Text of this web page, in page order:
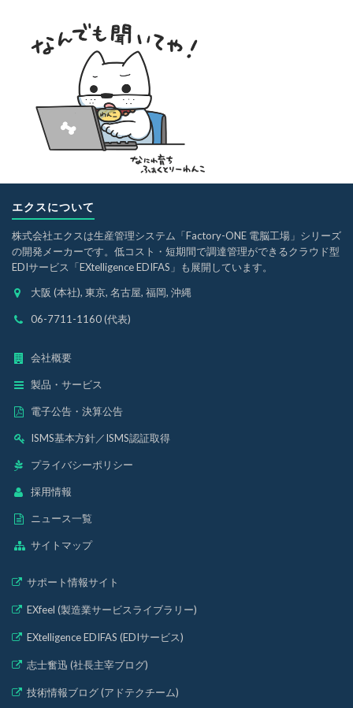
エクスについて
株式会社エクスは生産管理システム「Factory-ONE 電脳工場」シリーズ
の開発メーカーです。低コスト・短期間で調達管理ができるクラウド型
EDIサービス「EXtelligence EDIFAS」も展開しています。
大阪 (本社), 東京, 名古屋, 福岡, 沖縄
06-7711-1160 (代表)
会社概要
製品・サービス
電子公告・決算公告
ISMS基本方針／ISMS認証取得
プライバシーポリシー
採用情報
ニュース一覧
サイトマップ
サポート情報サイト
EXfeel (製造業サービスライブラリー)
EXtelligence EDIFAS (EDIサービス)
志士奮迅 (社長主宰ブログ)
技術情報ブログ (アドテクチーム)